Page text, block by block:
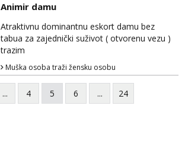
Animir damu
Atraktivnu dominantnu eskort damu bez
tabua za zajednički suživot ( otvorenu vezu )
trazim
Muška osoba traži žensku osobu
... 4 5 6 ... 24